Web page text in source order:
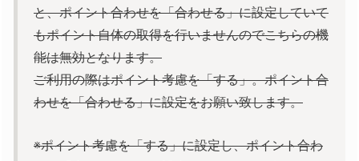
と、ポイント合わせを「合わせる」に設定していて
もポイント自体の取得を行いませんのでこちらの機
能は無効となります。
ご利用の際はポイント考慮を「する」。ポイント合
わせを「合わせる」に設定をお願い致します。
※ポイント考慮を「する」に設定し、ポイント合わ